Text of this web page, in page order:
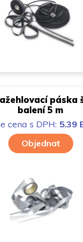
páska
balení 5 m
cena s DPH: 5.39
Objednat